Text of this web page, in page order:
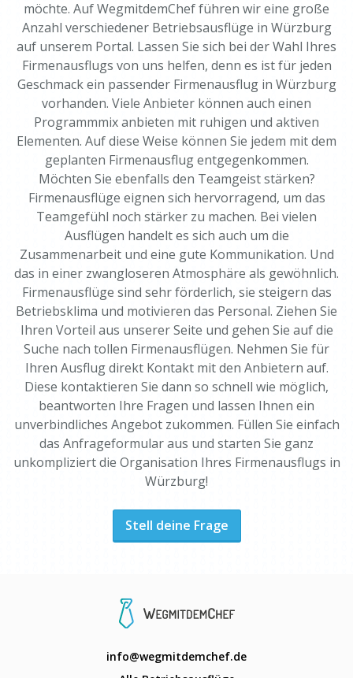
möchte. Auf WegmitdemChef führen wir eine große
Anzahl verschiedener Betriebsausflüge in Würzburg
auf unserem Portal. Lassen Sie sich bei der Wahl Ihres
Firmenausflugs von uns helfen, denn es ist für jeden
Geschmack ein passender Firmenausflug in Würzburg
vorhanden. Viele Anbieter können auch einen
Programmmix anbieten mit ruhigen und aktiven
Elementen. Auf diese Weise können Sie jedem mit dem
geplanten Firmenausflug entgegenkommen.
Möchten Sie ebenfalls den Teamgeist stärken?
Firmenausflüge eignen sich hervorragend, um das
Teamgefühl noch stärker zu machen. Bei vielen
Ausflügen handelt es sich auch um die
Zusammenarbeit und eine gute Kommunikation. Und
das in einer zwangloseren Atmosphäre als gewöhnlich.
Firmenausflüge sind sehr förderlich, sie steigern das
Betriebsklima und motivieren das Personal. Ziehen Sie
Ihren Vorteil aus unserer Seite und gehen Sie auf die
Suche nach tollen Firmenausflügen. Nehmen Sie für
Ihren Ausflug direkt Kontakt mit den Anbietern auf.
Diese kontaktieren Sie dann so schnell wie möglich,
beantworten Ihre Fragen und lassen Ihnen ein
unverbindliches Angebot zukommen. Füllen Sie einfach
das Anfrageformular aus und starten Sie ganz
unkompliziert die Organisation Ihres Firmenausflugs in
Würzburg!
Stell deine Frage
info@wegmitdemchef.de